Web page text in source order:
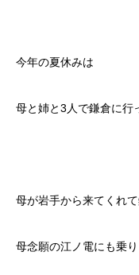
今年の夏休みは
母と姉と3人で鎌倉に行
母が岩手から来てくれて
母念願の江ノ電にも乗り